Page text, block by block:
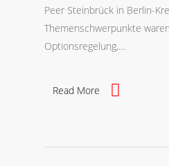
Peer Steinbrück in Berlin-
Themenschwerpunkte
Optionsregelung,…
Read More